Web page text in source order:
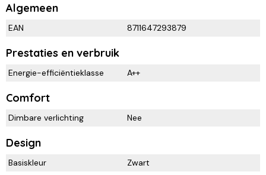
Algemeen
EAN 8711647293879
Prestaties en verbruik
Energie-efficiëntieklasse A++
Comfort
Dimbare verlichting Nee
Design
Basiskleur Zwart